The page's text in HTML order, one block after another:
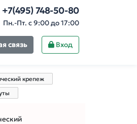
+7(495) 748-50-80
Пн.-Пт. с 9:00 до 17:00
связь Вход
крепеж